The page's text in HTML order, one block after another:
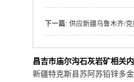
下一篇:供应新疆乌鲁木齐/
昌吉市庙尔沟石灰岩矿相关
新疆特克斯县苏阿苏铅锌多